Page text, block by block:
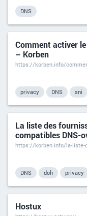
DNS
Comment activer
– Korben
https://korben.info/
privacy DNS sni
La liste des
compatibles DNS-
DNS doh privacy
Hostux